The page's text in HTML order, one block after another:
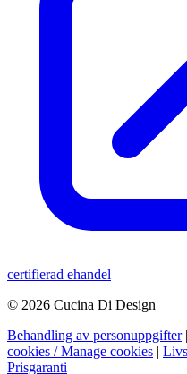
certifierad ehandel
© 2026 Cucina Di Design
Behandling av personuppgifter |
cookies / Manage cookies |
Prisgaranti